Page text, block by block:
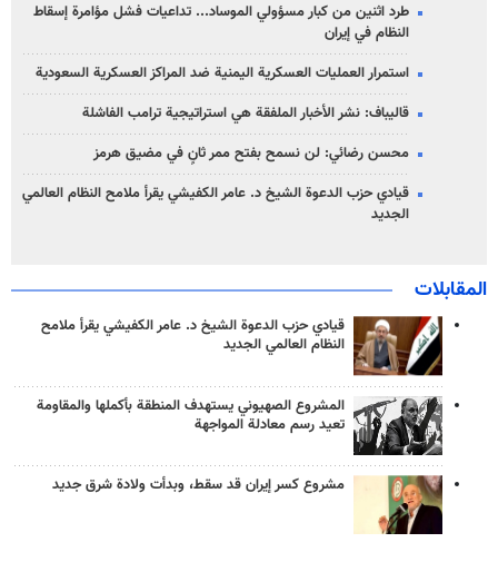
طرد اثنين من كبار مسؤولي الموساد... تداعيات فشل مؤامرة إسقاط
النظام في إيران
استمرار العمليات العسكرية اليمنية ضد المراكز العسكرية السعودية
قاليباف: نشر الأخبار الملفقة هي استراتيجية ترامب الفاشلة
محسن رضائي: لن نسمح بفتح ممر ثانٍ في مضيق هرمز
قيادي حزب الدعوة الشيخ د. عامر الكفيشي يقرأ ملامح النظام العالمي
الجديد
المقابلات
قيادي حزب الدعوة الشيخ د. عامر الكفيشي يقرأ ملامح
النظام العالمي الجديد
المشروع الصهيوني يستهدف المنطقة بأكملها والمقاومة
تعيد رسم معادلة المواجهة
مشروع كسر إيران قد سقط، وبدأت ولادة شرق جديد